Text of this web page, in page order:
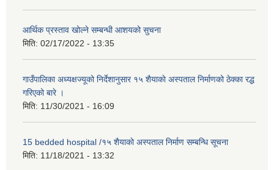
आर्थिक प्रस्ताव खोल्ने सम्बन्धी आशयको सुचना
मिति: 02/17/2022 - 13:35
गाउँपालिका अध्यक्षज्यूको निर्देशानुसार १५ शैयाकाे अस्पताल निर्माणको ठेक्का रद्ध
गरिएको बारे ।
मिति: 11/30/2021 - 16:09
15 bedded hospital /१५ शैयाकाे अस्पताल निर्माण सम्बन्धि सूचना
मिति: 11/18/2021 - 13:32